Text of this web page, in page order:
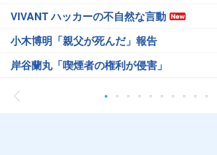
VIVANT ハッカーの不自然な言動
小木博明「親父が死んだ」報告
岸谷蘭丸「喫煙者の権利が侵害」